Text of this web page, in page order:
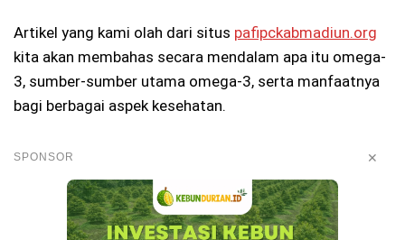
Artikel yang kami olah dari situs pafipckabmadiun.org
kita akan membahas secara mendalam apa itu omega-
3, sumber-sumber utama omega-3, serta manfaatnya
bagi berbagai aspek kesehatan.
SPONSOR ✕